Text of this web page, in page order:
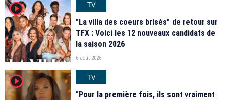
player2
TV
"La villa des coeurs brisés" de retour sur
TFX : Voici les 12 nouveaux candidats de
la saison 2026
6 août 2026
player2
TV
"Pour la première fois, ils sont vraiment